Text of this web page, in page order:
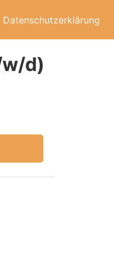
Datenschutzerklärung
d)